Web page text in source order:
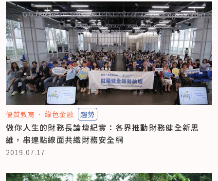
優質教育 綠色金融 趨勢
做你人生的財務長論壇紀實：各界推動財務健全新思
維，串連點線面共織財務安全網
2019.07.17